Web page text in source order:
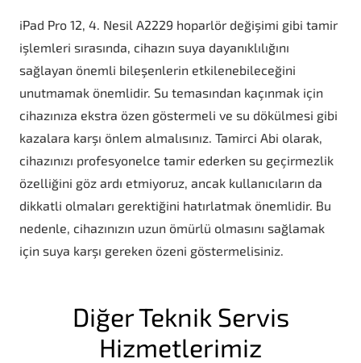
iPad Pro 12, 4. Nesil A2229 hoparlör değişimi gibi tamir
işlemleri sırasında, cihazın suya dayanıklılığını
sağlayan önemli bileşenlerin etkilenebileceğini
unutmamak önemlidir. Su temasından kaçınmak için
cihazınıza ekstra özen göstermeli ve su dökülmesi gibi
kazalara karşı önlem almalısınız. Tamirci Abi olarak,
cihazınızı profesyonelce tamir ederken su geçirmezlik
özelliğini göz ardı etmiyoruz, ancak kullanıcıların da
dikkatli olmaları gerektiğini hatırlatmak önemlidir. Bu
nedenle, cihazınızın uzun ömürlü olmasını sağlamak
için suya karşı gereken özeni göstermelisiniz.
Diğer Teknik Servis
Hizmetlerimiz